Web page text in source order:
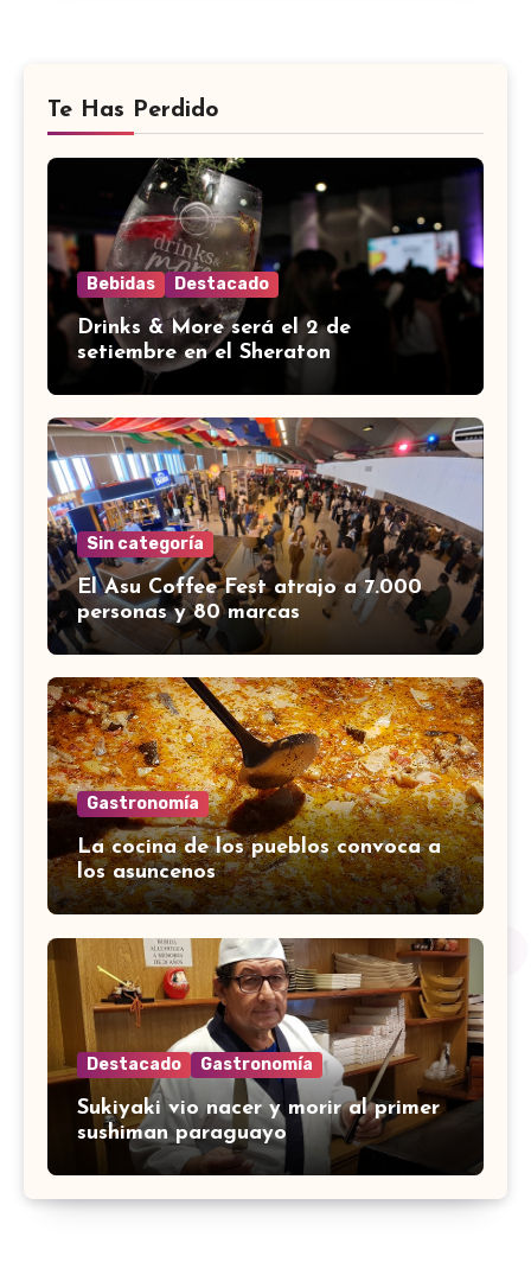
Te Has Perdido
Bebidas Destacado
Drinks & More será el 2 de
setiembre en el Sheraton
Sin categoría
El Asu Coffee Fest atrajo a 7.000
personas y 80 marcas
Gastronomía
La cocina de los pueblos convoca a
los asuncenos
Destacado Gastronomía
Sukiyaki vio nacer y morir al primer
sushiman paraguayo